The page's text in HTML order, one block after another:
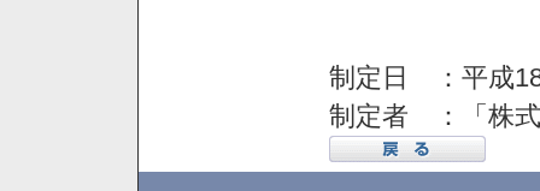
制定日 ：平成
制定者 ：「株